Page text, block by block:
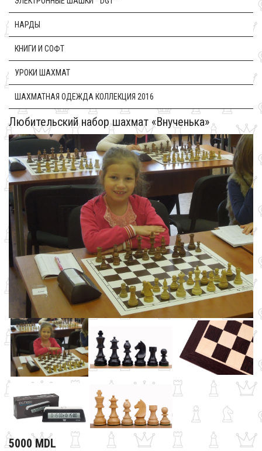
НАРДЫ
КНИГИ И СОФТ
УРОКИ ШАХМАТ
ШАХМАТНАЯ ОДЕЖДА КОЛЛЕКЦИЯ 2016
Любительский набор шахмат «Внученька»
5000 MDL